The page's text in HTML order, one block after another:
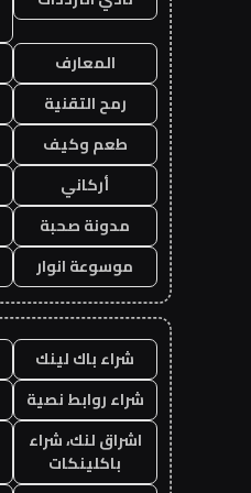
المعارف
رمح التقنية
طعم وكيف
أركاني
مدونة صحبة
موسوعة انوار
شراء باك لينك
شراء روابط نصية
اشراق لنك، شراء
باكلينكات